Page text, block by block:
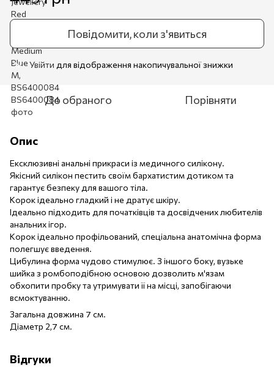
Повідомити, коли з'явиться
% Увійти для відображення накопичувальної знижки
До обраного Порівняти
Опис
Ексклюзивні анальні прикраси із медичного силікону.
Якісний силікон пестить своїм бархатистим дотиком та
гарантує безпеку для вашого тіла.
Корок ідеально гладкий і не дратує шкіру.
Ідеально підходить для початківців та досвідчених любителів
анальних ігор.
Корок ідеально профільований, спеціальна анатомічна форма
полегшує введення.
Цибулина форма чудово стимулює. З іншого боку, вузьке
шийка з ромбоподібною основою дозволить м'язам
обхопити пробку та утримувати її на місці, запобігаючи
всмоктуванню.
Загальна довжина 7 см.
Діаметр 2,7 см.
Відгуки